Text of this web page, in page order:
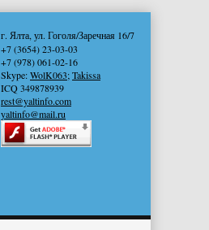
г. Ялта, ул. Гоголя/Заречная 16/7
+7 (3654) 23-03-03
+7 (978) 061-02-16
Skype:WolK063;Takissa
ICQ 349878939
rest@yaltinfo.com
yaltinfo@mail.ru